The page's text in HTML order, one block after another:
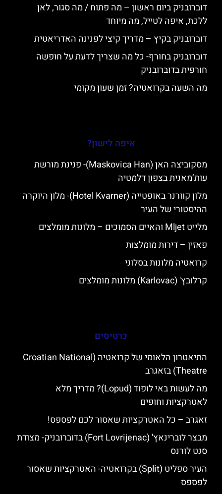
דוברובניק ביום ראשון – מה פתוח / מה סגור, לאן
ללכת, איפה לטייל, מה מיוחד
דוברובניק בקיץ – מדריך קיצי לפנינה האדריאטית
דוברובניק בחורף- כל מה שצריך לדעת על חופשה
חורפית בדוברובניק
מה השעה בקרואטיה? זמן שעון מקומי
איפה לישון?
מסקוביצה האן (Maskovica Han)- פנינת מורשת
עות’מאנית בצפון דלמטיה
מלון קוורנר באופטייה (Hotel Kvarner)- מלון היוקרה
ההיסטורי של העיר
מלייט Mljet והאיים הסמוכים – מלונות מומלצים
פאזין – דירות מומלצות
קרואטיה מלונות בסלוני
קרלובץ' (Karlovac) מלונות מומלצים
כרטיסים
התיאטרון הלאומי של קרואטיה (Croatian National
Theatre) בזאגרב
מה לעשות באי לופוד (Lopud)? מדריך מלא
לאטרקציות וחופים
זאגרב – כל האטרקציות שאסור לכם לפספס!
מבצר לוברינאץ' (Fort Lovrijenac) בדוברובניק- מצודת
סנט לורנס
העיר ספליט (Split) בקרואטיה- האטרקציות שאסור
לפספס